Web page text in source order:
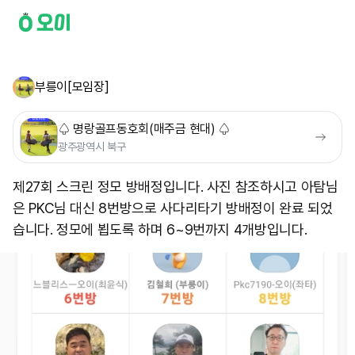
부릉이[모임장]
♤ 명랑골프동호회(매주금 현대) ♤
광주광역시 북구
제27회 스크린 정모 방배정입니다. 사진 참조하시고 아탐님
은 PKC님 대신 8번방으로 사다리타기 방배정이 완료 되었
습니다. 정모에 뵙도록 하며 6~9번까지 4개방입니다.